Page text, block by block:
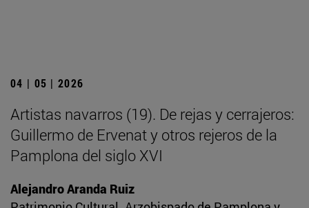
04 | 05 | 2026
Artistas navarros (19). De rejas y cerrajeros:
Guillermo de Ervenat y otros rejeros de la
Pamplona del siglo XVI
Alejandro Aranda Ruiz